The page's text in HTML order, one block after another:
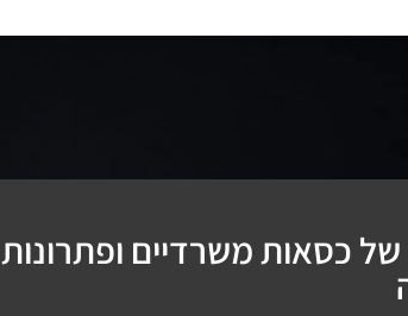
של כסאות משרדיים ופתרונות